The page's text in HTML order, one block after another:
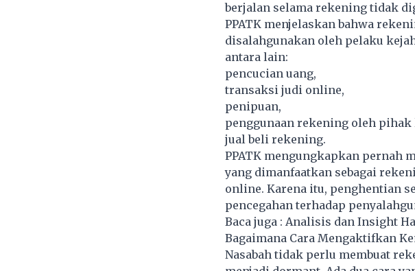
berjalan selama rekening tidak
PPATK menjelaskan bahwa
disalahgunakan oleh pelaku
antara lain:
pencucian uang,
transaksi judi online,
penipuan,
penggunaan rekening oleh
jual beli rekening.
PPATK mengungkapkan pernah
yang dimanfaatkan sebagai
online. Karena itu, penghentian
pencegahan terhadap
Baca juga : Analisis dan Insight
Bagaimana Cara Mengaktifkan
Nasabah tidak perlu membuat